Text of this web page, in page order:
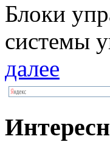
Блоки
системы
далее